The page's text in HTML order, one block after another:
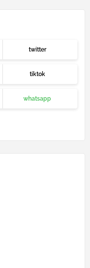
twitter
tiktok
whatsapp